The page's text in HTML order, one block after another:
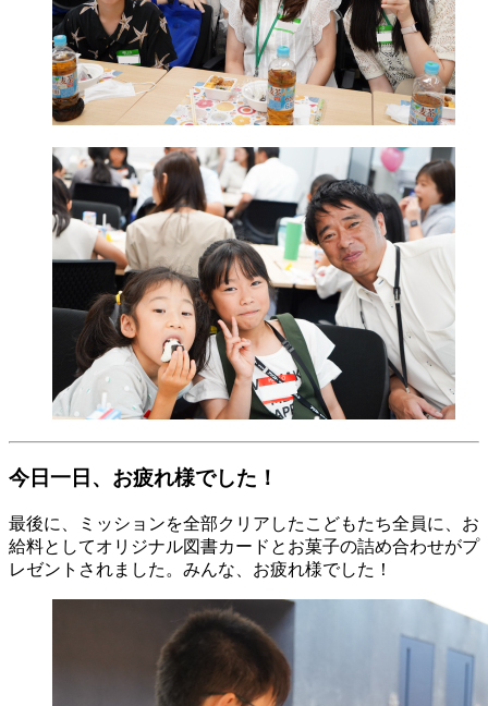
今日一日、お疲れ様でした！
最後に、ミッションを全部クリアしたこどもたち全員に、お
給料としてオリジナル図書カードとお菓子の詰め合わせがプ
レゼントされました。みんな、お疲れ様でした！